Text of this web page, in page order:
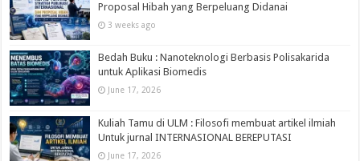
Proposal Hibah yang Berpeluang Didanai
3 weeks ago
Bedah Buku : Nanoteknologi Berbasis Polisakarida
untuk Aplikasi Biomedis
June 17, 2026
Kuliah Tamu di ULM : Filosofi membuat artikel ilmiah
Untuk jurnal INTERNASIONAL BEREPUTASI
June 17, 2026